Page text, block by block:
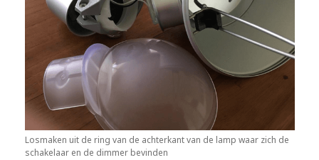
Losmaken uit de ring van de achterkant van de lamp waar zich de
schakelaar en de dimmer bevinden